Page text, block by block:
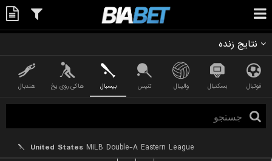
نتایج زنده
فوتبال بسکتبال والیبال تنیس بیسبال هاکی روی یخ هندبال
United States MiLB Double-A Eastern League